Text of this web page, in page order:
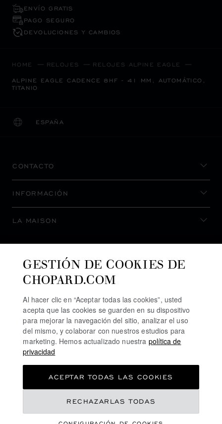
ENVÍO GRATIS
PAGO SEGURO
DEVOLUCIONES Y CAMBIOS
HOME RELOJES RELOJES ALPINE EAGLE
ALPINE EAGLE CADENCE 8HF - 41 MM, AUTOMÁTICO,
TITANIO
ESPAÑA
LOCALIZACIÓN (CAMBIAR PAÍS)
CAMBIAR PAÍS
CONTACTO
INFORMACIÓN
LA MAISON
SUSCRIBIRSE AL BOLETÍN
POLÍTICA DE COOKIES
GESTIÓN DE COOKIES DE
CHOPARD.COM
Al hacer clic en “Aceptar todas las cookies”, usted
acepta que las cookies se guarden en su dispositivo
para mejorar la navegación del sitio, analizar el uso
del mismo, y colaborar con nuestros estudios para
marketing. Hemos actualizado nuestra política de
privacidad
RECHAZARLAS TODAS
ACEPTAR TODAS LAS COOKIES